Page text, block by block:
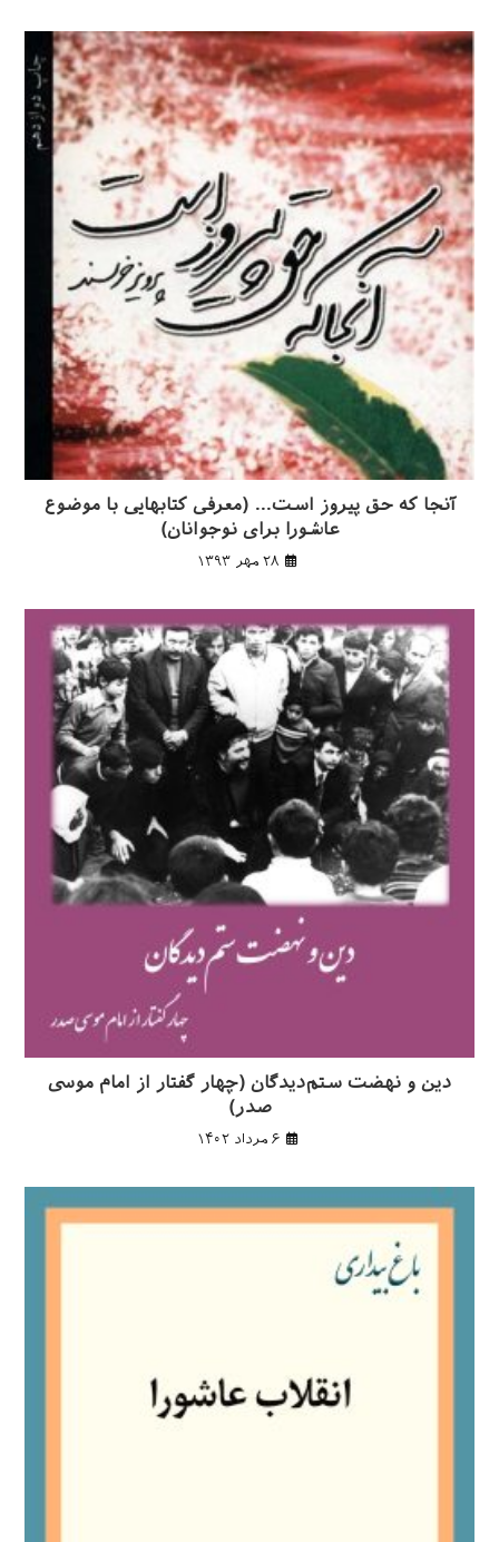
آنجا که حق پیروز است… (معرفی کتابهایی با موضوع
عاشورا برای نوجوانان)
۲۸ مهر ۱۳۹۳
دین و نهضت ستم‌دیدگان (چهار گفتار از امام موسی
صدر)
۶ مرداد ۱۴۰۲